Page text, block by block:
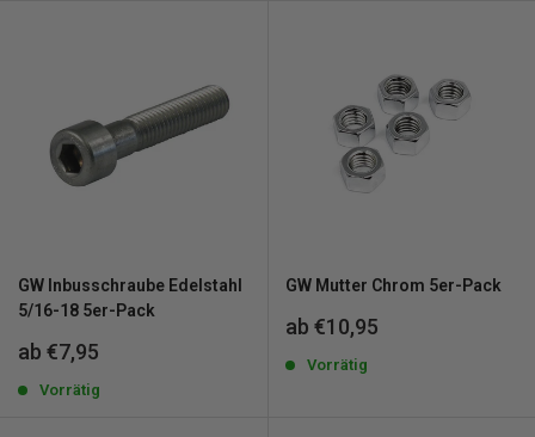
GW Inbusschraube Edelstahl
5/16-18 5er-Pack
Sonderpreis
ab €7,95
Vorrätig
GW Mutter Chrom 5er-Pack
Sonderpreis
ab €10,95
Vorrätig